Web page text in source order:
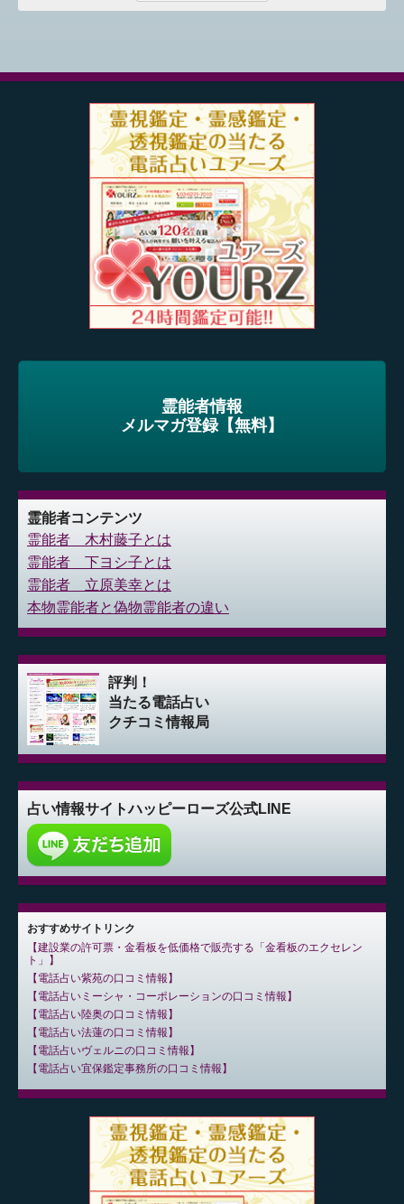
霊能者情報
メルマガ登録【無料】
霊能者コンテンツ
霊能者 木村藤子とは
霊能者 下ヨシ子とは
霊能者 立原美幸とは
本物霊能者と偽物霊能者の違い
評判！
当たる電話占い
クチコミ情報局
占い情報サイトハッピーローズ公式LINE
おすすめサイトリンク
建設業の許可票・金看板を低価格で販売する「金看板のエクセレン
ト」
電話占い紫苑の口コミ情報
電話占いミーシャ・コーポレーションの口コミ情報
電話占い陸奥の口コミ情報
電話占い法蓮の口コミ情報
電話占いヴェルニの口コミ情報
電話占い宜保鑑定事務所の口コミ情報